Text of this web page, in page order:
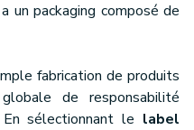
un packaging composé de
fabrication de produits
de responsabilité
sélectionnant le label